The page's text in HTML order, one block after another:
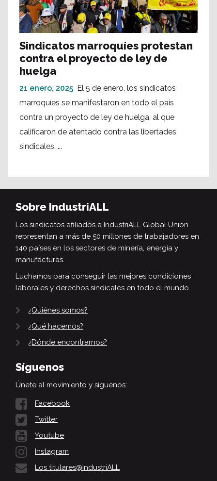
Sindicatos marroquíes protestan
contra el proyecto de ley de
huelga
21 enero, 2025 El 5 de enero, los sindicatos
marroquíes se manifestaron en todo el país
contra un proyecto de ley de huelga, al que
calificaron de atentado contra las libertades
sindicales. ...
Sobre IndustriALL
Los sindicatos afiliados a IndustriALL Global Union
representan a más de 50 millones de trabajadores en
140 países en los sectores de minería, energía y
manufacturas.
Luchamos para conseguir las mejores condiciones
laborales y derechos sindicales en todo el mundo.
¿Quiénes somos?
¿Qué hacemos?
¿Dónde encontrarnos?
Síguenos
Únete al movimiento y síguenos:
Facebook
Twitter
Youtube
Instagram
Los titulares@IndustriALL